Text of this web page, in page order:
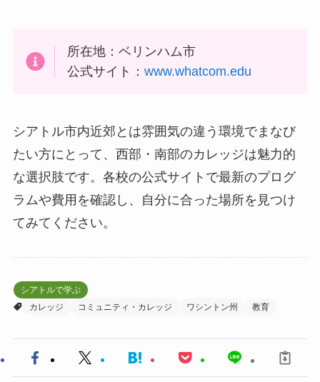
所在地：ベリンハム市
公式サイト：www.whatcom.edu
シアトル市内近郊とは雰囲気の違う環境でまなび
たい方にとって、西部・南部のカレッジは魅力的
な選択肢です。各校の公式サイトで最新のプログ
ラムや費用を確認し、自分に合った場所を見つけ
てみてください。
シアトルで学ぶ
カレッジ
コミュニティ・カレッジ ワシントン州 教育